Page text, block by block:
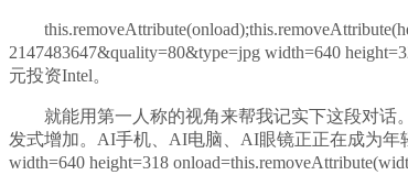
2147483647&quality=80&type=jpg width=640
元投资Intel。
就能用第一人称的视角来帮我记实下这段对话。/
发式增加。AI手机、AI电脑、AI眼镜正正在成为年
width=640 height=318